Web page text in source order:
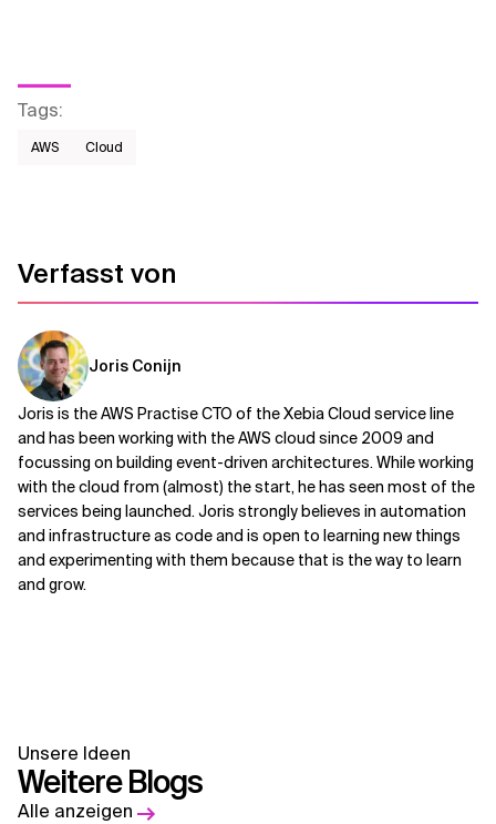
Tags:
AWS​ Cloud
Verfasst von
Joris Conijn
Joris is the AWS Practise CTO of the Xebia Cloud service line
and has been working with the AWS cloud since 2009 and
focussing on building event-driven architectures. While working
with the cloud from (almost) the start, he has seen most of the
services being launched. Joris strongly believes in automation
and infrastructure as code and is open to learning new things
and experimenting with them because that is the way to learn
and grow.
Unsere Ideen
Weitere Blogs
Alle anzeigen